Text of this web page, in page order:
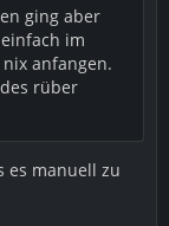
ging aber
im
anfangen.
rüber
es manuell zu